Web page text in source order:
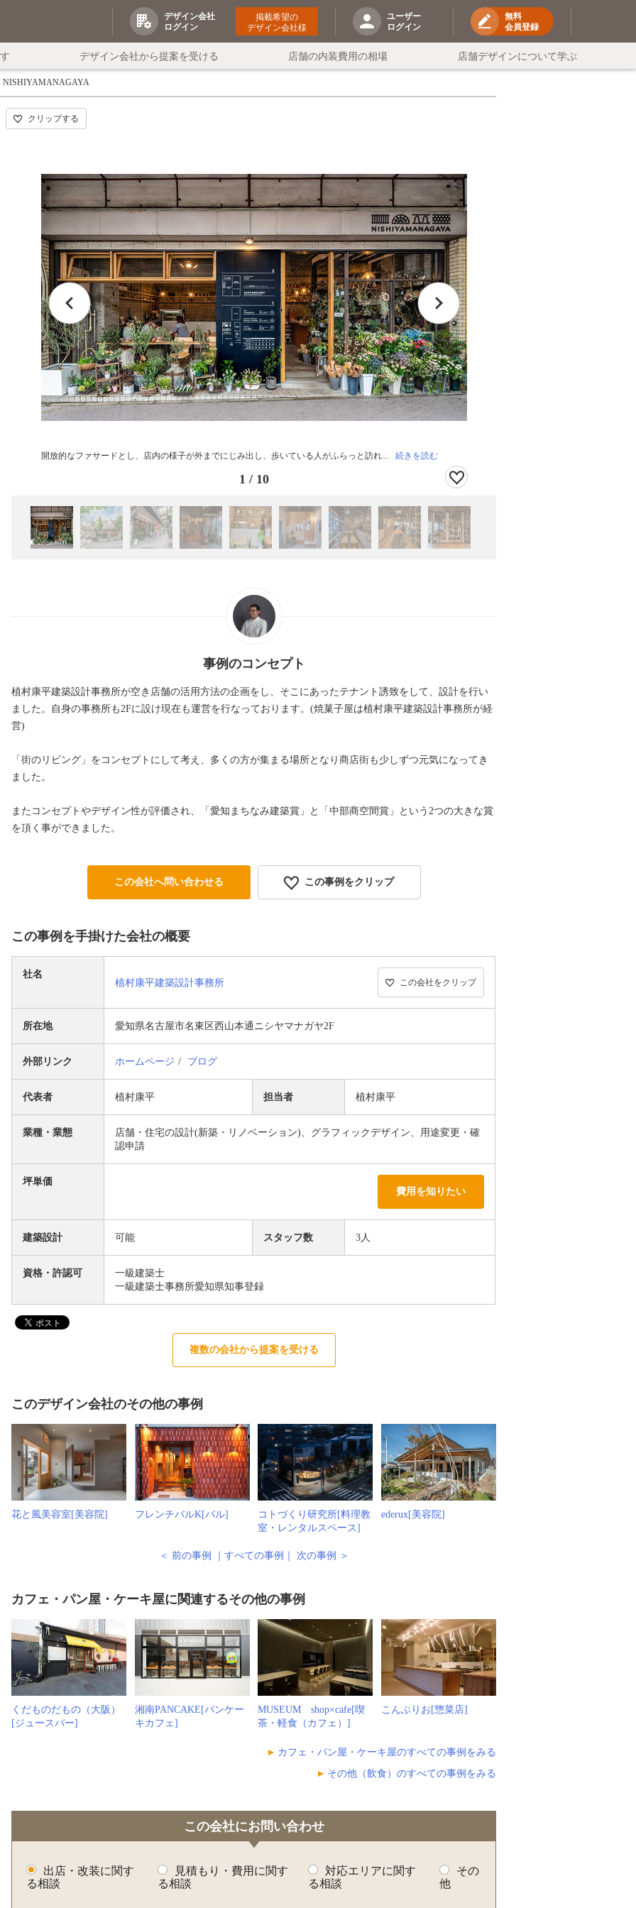
デザイン会社
ログイン
掲載希望の
デザイン会社様
ユーザー
ログイン
無料
会員登録
デザイン会社から提案を受ける 店舗の内装費用の相場 店舗デザインについて学ぶ
NISHIYAMANAGAYA
クリップする
開放的なファサードとし、店内の様子が外までにじみ出し、歩いている人がふらっと訪れ... 続きを読む
1 / 10
事例のコンセプト
植村康平建築設計事務所が空き店舗の活用方法の企画をし、そこにあったテナント誘致をして、設計を行い
ました。自身の事務所も2Fに設け現在も運営を行なっております。(焼菓子屋は植村康平建築設計事務所が経
営)
「街のリビング」をコンセプトにして考え、多くの方が集まる場所となり商店街も少しずつ元気になってき
ました。
またコンセプトやデザイン性が評価され、「愛知まちなみ建築賞」と「中部商空間賞」という2つの大きな賞
を頂く事ができました。
この会社へ問い合わせる この事例をクリップ
この事例を手掛けた会社の概要
社名
植村康平建築設計事務所 この会社をクリップ
所在地 愛知県名古屋市名東区西山本通ニシヤマナガヤ2F
外部リンク ホームページ ブログ
代表者 植村康平 担当者 植村康平
業種・業態
店舗・住宅の設計(新築・リノベーション)、グラフィックデザイン、用途変更・確
認申請
坪単価
費用を知りたい
建築設計 可能 スタッフ数 3人
資格・許認可
一級建築士
一級建築士事務所愛知県知事登録
複数の会社から提案を受ける
このデザイン会社のその他の事例
花と風美容室[美容院] フレンチバルK[バル]
コトづくり研究所[料理教
室・レンタルスペース]
ederux[美容院]
＜ 前の事例 すべての事例 次の事例 ＞
カフェ・パン屋・ケーキ屋に関連するその他の事例
くだものだもの（大阪）
[ジュースバー]
湘南PANCAKE[パンケー
キカフェ]
MUSEUM shop×cafe[喫
茶・軽食（カフェ）]
こんぶりお[惣菜店]
カフェ・パン屋・ケーキ屋のすべての事例をみる
その他（飲食）のすべての事例をみる
この会社にお問い合わせ
出店・改装に関す
る相談
見積もり・費用に関す
る相談
対応エリアに関す
る相談
その
他